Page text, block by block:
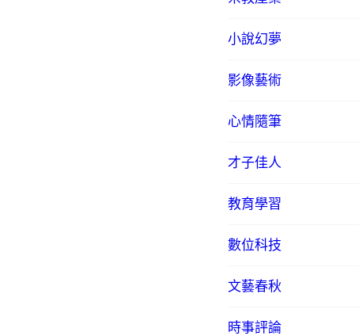
小說幻夢
影像藝術
心情隨筆
才子佳人
教育學習
數位科技
文藝春秋
時事評論